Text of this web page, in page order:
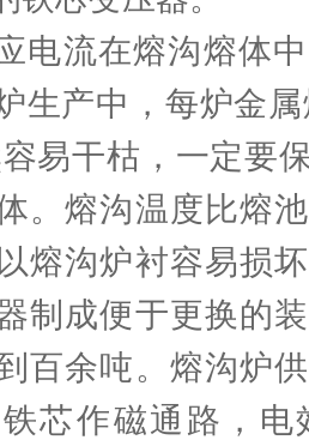
流在熔沟熔体中
生产中，每炉金
易干枯，一定要
。熔沟温度比熔
熔沟炉衬容易损
制成便于更换的
百余吨。熔沟炉
芯作磁通路，电